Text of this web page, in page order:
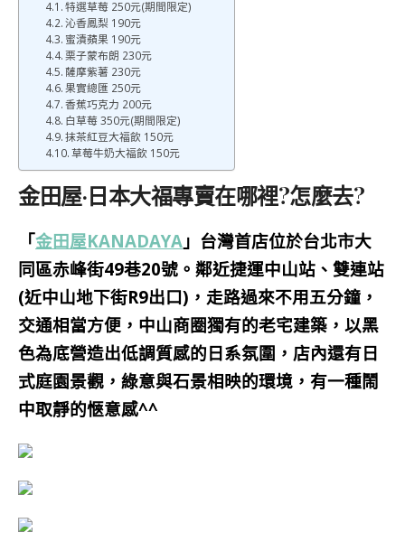
特選草莓 250元(期間限定)
沁香鳳梨 190元
蜜漬蘋果 190元
栗子蒙布朗 230元
薩摩紫薯 230元
果實總匯 250元
香蕉巧克力 200元
白草莓 350元(期間限定)
抹茶紅豆大福飲 150元
草莓牛奶大福飲 150元
金田屋·日本大福專賣在哪裡?怎麼去?
「金田屋KANADAYA 」台灣首店位於台北市大
同區赤峰街49巷20號。鄰近捷運中山站、雙連站
(近中山地下街R9出口)，走路過來不用五分鐘，
交通相當方便，中山商圈獨有的老宅建築，以黑
色為底營造出低調質感的日系氛圍，店內還有日
式庭園景觀，綠意與石景相映的環境，有一種鬧
中取靜的愜意感^^